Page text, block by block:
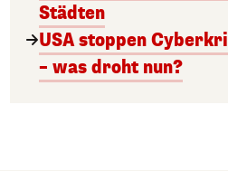
Städten
USA stoppen
– was droht nun?